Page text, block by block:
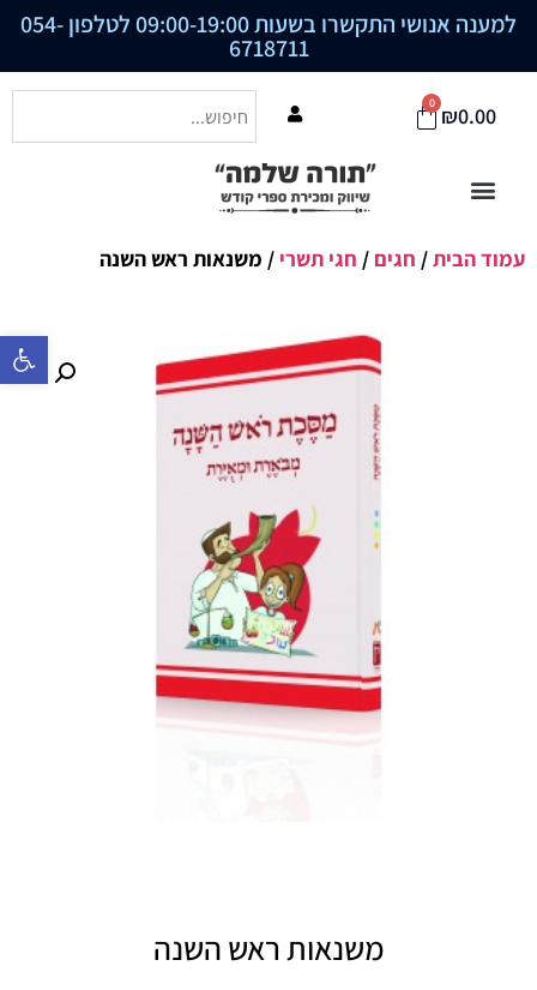
פתח סרגל
למענה אנושי התקשרו בשעות 09:00-19:00 לטלפון 054-
6718711
₪0.00
0
עמוד הבית/ חגים / חגי תשרי / משנאות ראש השנה
משנאות ראש השנה